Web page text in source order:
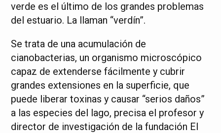
verde es el último de los grandes problemas
del estuario. La llaman “verdín”.
Se trata de una acumulación de
cianobacterias, un organismo microscópico
capaz de extenderse fácilmente y cubrir
grandes extensiones en la superficie, que
puede liberar toxinas y causar “serios daños”
a las especies del lago, precisa el profesor y
director de investigación de la fundación El